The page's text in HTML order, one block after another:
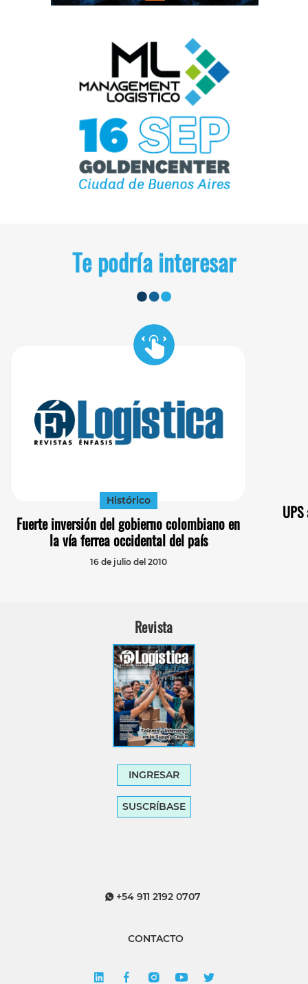
Te podría interesar
Histórico
Fuerte inversión del gobierno colombiano en
la vía ferrea occidental del país
16 de julio del 2010
Revista
INGRESAR
SUSCRÍBASE
+54 911 2192 0707
CONTACTO